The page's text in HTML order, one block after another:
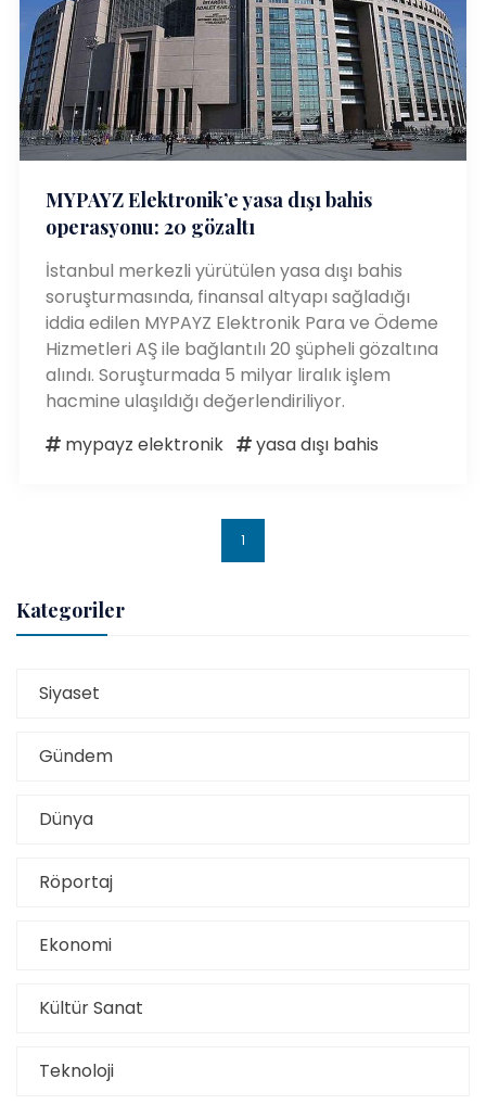
MYPAYZ Elektronik’e yasa dışı bahis
operasyonu: 20 gözaltı
İstanbul merkezli yürütülen yasa dışı bahis
soruşturmasında, finansal altyapı sağladığı
iddia edilen MYPAYZ Elektronik Para ve Ödeme
Hizmetleri AŞ ile bağlantılı 20 şüpheli gözaltına
alındı. Soruşturmada 5 milyar liralık işlem
hacmine ulaşıldığı değerlendiriliyor.
mypayz elektronik
yasa dışı bahis
1
Kategoriler
Siyaset
Gündem
Dünya
Röportaj
Ekonomi
Kültür Sanat
Teknoloji